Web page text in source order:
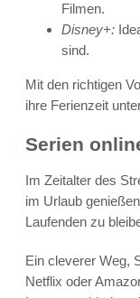
Filmen.
Disney+:
sind.
Mit den richtigen
ihre Ferienzeit
Serien
Im Zeitalter des
im Urlaub
Laufenden zu
Ein cleverer Weg,
Netflix oder